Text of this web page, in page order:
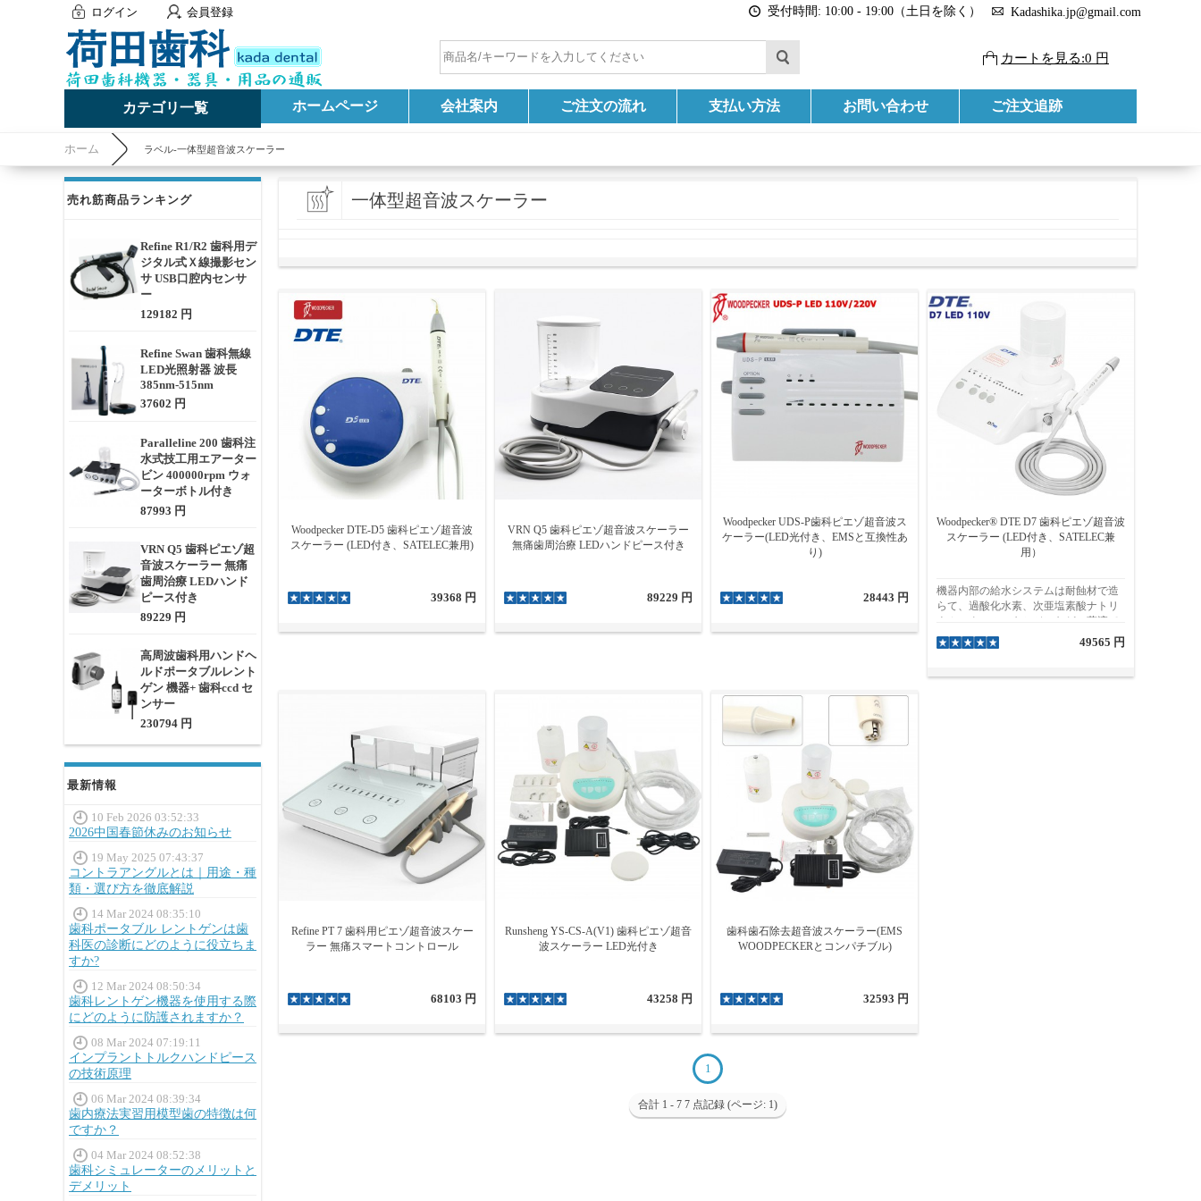
ログイン 会員登録 受付時間: 10:00 - 19:00（土日を除く） Kadashika.jp@gmail.com
カートを見る:0 円
カテゴリ一覧 ホームページ 会社案内 ご注文の流れ 支払い方法 お問い合わせ ご注文追跡
ホーム ラベル-一体型超音波スケーラー
売れ筋商品ランキング
Refine R1/R2 歯科用デ
ジタル式Ｘ線撮影セン
サ USB口腔内センサ
ー
129182 円
Refine Swan 歯科無線
LED光照射器 波長
385nm-515nm
37602 円
Paralleline 200 歯科注
水式技工用エアーター
ビン 400000rpm ウォ
ーターボトル付き
87993 円
VRN Q5 歯科ピエゾ超
音波スケーラー 無痛
歯周治療 LEDハンド
ピース付き
89229 円
高周波歯科用ハンドヘ
ルドポータブルレント
ゲン 機器+ 歯科ccd セ
ンサー
230794 円
最新情報
10 Feb 2026 03:52:33
2026中国春節休みのお知らせ
19 May 2025 07:43:37
コントラアングルとは｜用途・種
類・選び方を徹底解説
14 Mar 2024 08:35:10
歯科ポータブル レントゲンは歯
科医の診断にどのように役立ちま
すか?
12 Mar 2024 08:50:34
歯科レントゲン機器を使用する際
にどのように防護されますか？
08 Mar 2024 07:19:11
インプラントトルクハンドピース
の技術原理
06 Mar 2024 08:39:34
歯内療法実習用模型歯の特徴は何
ですか？
04 Mar 2024 08:52:38
歯科シミュレーターのメリットと
デメリット
一体型超音波スケーラー
Woodpecker DTE-D5 歯科ピエゾ超音波
スケーラー (LED付き、SATELEC兼用)
39368 円
VRN Q5 歯科ピエゾ超音波スケーラー
無痛歯周治療 LEDハンドピース付き
89229 円
Woodpecker UDS-P歯科ピエゾ超音波ス
ケーラー(LED光付き、EMSと互換性あ
り)
28443 円
Woodpecker® DTE D7 歯科ピエゾ超音波
スケーラー (LED付き、SATELEC兼
用）
機器内部の給水システムは耐蝕材で造
らて、過酸化水素、次亜塩素酸ナトリ
ウム、クロルヘキシジンなどの薬液で
給水することが可能です。ハンドピー
ス先端にLEDライトが付いており、施
す。自動周波数トラッキングシステム
49565 円
Refine PT 7 歯科用ピエゾ超音波スケー
ラー 無痛スマートコントロール
68103 円
Runsheng YS-CS-A(V1) 歯科ピエゾ超音
波スケーラー LED光付き
43258 円
歯科歯石除去超音波スケーラー(EMS
WOODPECKERとコンパチブル)
32593 円
1
合計 1 - 7 7 点記録 (ページ: 1)